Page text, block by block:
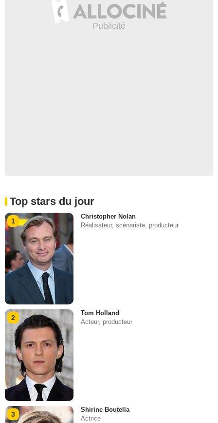
Top stars du jour
1
Christopher Nolan
Réalisateur, scénariste, producteur
2
Tom Holland
Acteur, producteur
3
Shirine Boutella
Actrice